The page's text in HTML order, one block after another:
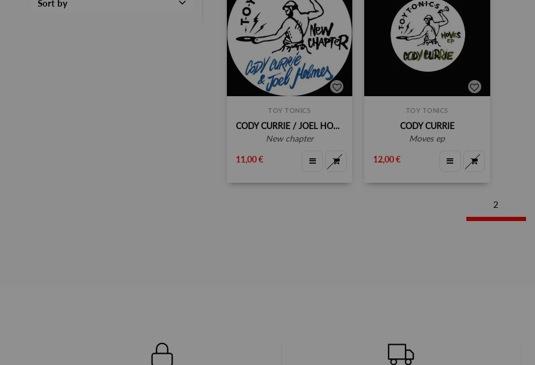
Sort by
TOY TONICS
CODY CURRIE / JOEL HOLMES
new chapter
11,00 €
TOY TONICS
CODY CURRIE
moves ep
12,00 €
2